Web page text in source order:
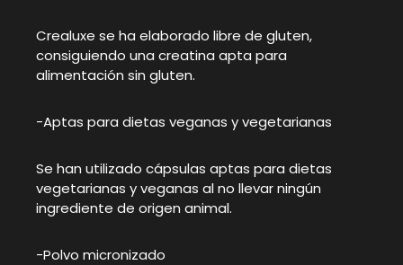
Crealuxe se ha elaborado libre de gluten,
consiguiendo una creatina apta para
alimentación sin gluten.
-Aptas para dietas veganas y vegetarianas
Se han utilizado cápsulas aptas para dietas
vegetarianas y veganas al no llevar ningún
ingrediente de origen animal.
-Polvo micronizado